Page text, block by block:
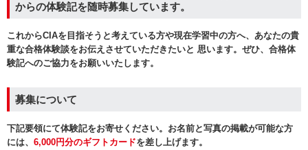
からの体験記を随時募集しています。
これからCIAを目指そうと考えている方や現在学習中の方へ、あなたの貴
重な合格体験談をお伝えさせていただきたいと 思います。ぜひ、合格体
験記へのご協力をお願いいたします。
募集について
下記要領にて体験記をお寄せください。お名前と写真の掲載が可能な方
には、 6,000円分のギフトカードを差し上げます。